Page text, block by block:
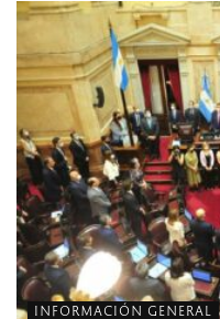
INFORMACIÓN GENERAL